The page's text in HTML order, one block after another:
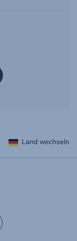
Land wechseln